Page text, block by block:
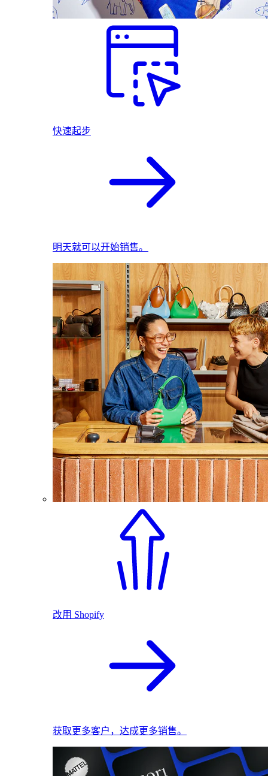
快速起步
明天就可以开始销售。
改用 Shopify
获取更多客户，达成更多销售。